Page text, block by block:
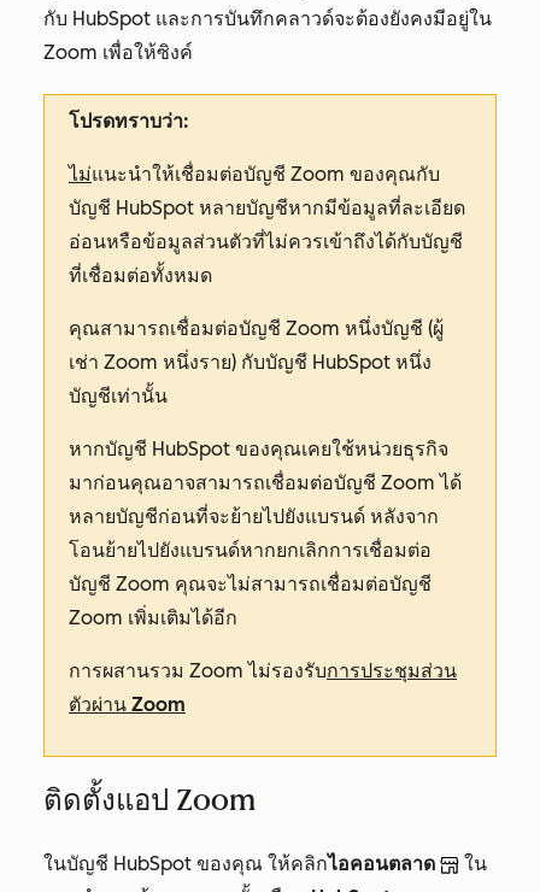
กับ HubSpot และการบันทึกคลาวด์จะต้องยังคงมีอยู่ใน
Zoom เพื่อให้ซิงค์
โปรดทราบว่า:
ไม่แนะนำให้เชื่อมต่อบัญชี Zoom ของคุณกับ
บัญชี HubSpot หลายบัญชีหากมีข้อมูลที่ละเอียด
อ่อนหรือข้อมูลส่วนตัวที่ไม่ควรเข้าถึงได้กับบัญชี
ที่เชื่อมต่อทั้งหมด
คุณสามารถเชื่อมต่อบัญชี Zoom หนึ่งบัญชี (ผู้
เช่า Zoom หนึ่งราย) กับบัญชี HubSpot หนึ่ง
บัญชีเท่านั้น
หากบัญชี HubSpot ของคุณเคยใช้หน่วยธุรกิจ
มาก่อนคุณอาจสามารถเชื่อมต่อบัญชี Zoom ได้
หลายบัญชีก่อนที่จะย้ายไปยังแบรนด์ หลังจาก
โอนย้ายไปยังแบรนด์หากยกเลิกการเชื่อมต่อ
บัญชี Zoom คุณจะไม่สามารถเชื่อมต่อบัญชี
Zoom เพิ่มเติมได้อีก
การผสานรวม Zoom ไม่รองรับการประชุมส่วน
ตัวผ่าน Zoom
ติดตั้งแอป Zoom
ในบัญชี HubSpot ของคุณ ให้คลิกไอคอนตลาด
ใน